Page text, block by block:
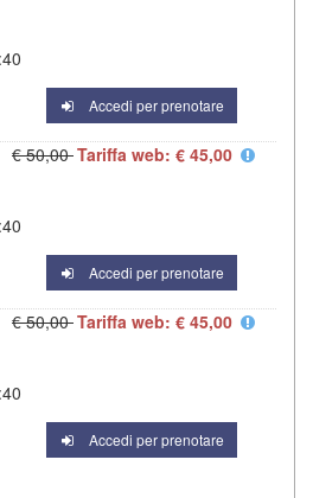
Accedi per prenotare
€ 50,00Tariffa web: € 45,00
Accedi per prenotare
€ 50,00Tariffa web: € 45,00
Accedi per prenotare